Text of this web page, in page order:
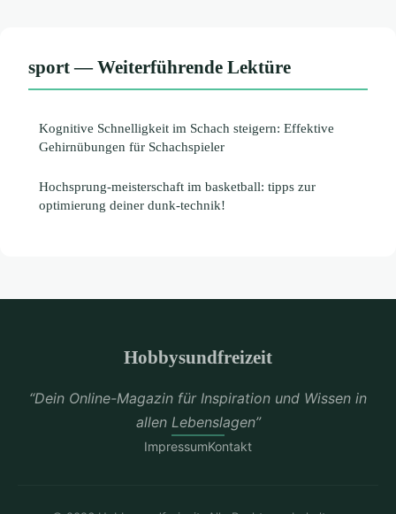
sport — Weiterführende Lektüre
Kognitive Schnelligkeit im Schach steigern: Effektive
Gehirnübungen für Schachspieler
Hochsprung-meisterschaft im basketball: tipps zur
optimierung deiner dunk-technik!
Hobbysundfreizeit
“Dein Online-Magazin für Inspiration und Wissen in
allen Lebenslagen”
ImpressumKontakt